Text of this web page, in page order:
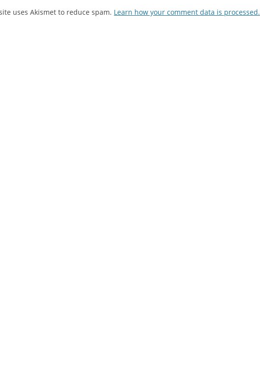
uses Akismet to reduce spam. Learn how your comment data is processed.